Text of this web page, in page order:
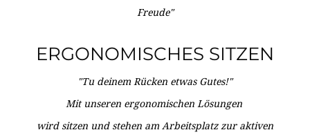
Freude"
ERGONOMISCHES SITZEN
"Tu deinem Rücken etwas Gutes!"
Mit unseren ergonomischen Lösungen
wird sitzen und stehen am Arbeitsplatz zur aktiven